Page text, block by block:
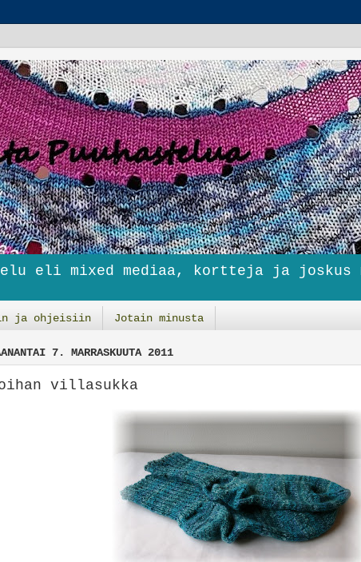
eli mixed mediaa, kortteja ja joskus
ja ohjeisiin Jotain minusta
7. MARRASKUUTA 2011
villasukka